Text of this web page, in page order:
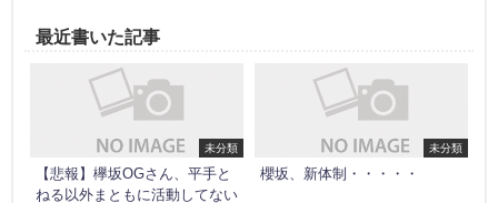
最近書いた記事
未分類
【悲報】欅坂OGさん、平手と
ねる以外まともに活動してない
未分類
櫻坂、新体制・・・・・